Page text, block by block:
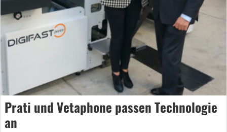
Prati und Vetaphone passen Technologie
an